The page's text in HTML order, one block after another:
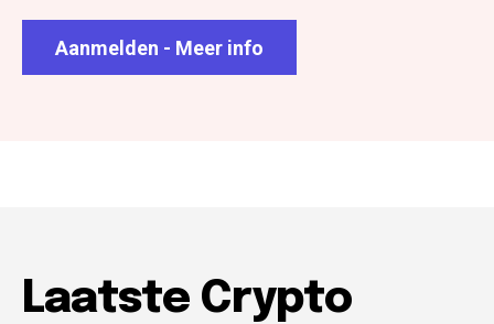
Aanmelden - Meer info
Laatste Crypto